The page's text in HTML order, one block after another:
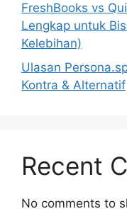
FreshBooks vs
Lengkap untuk
Kelebihan)
Ulasan
Kontra & Alternatif
Recent
No comments to